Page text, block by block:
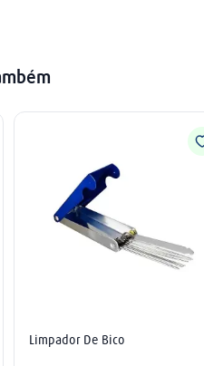
Limpador De Bico